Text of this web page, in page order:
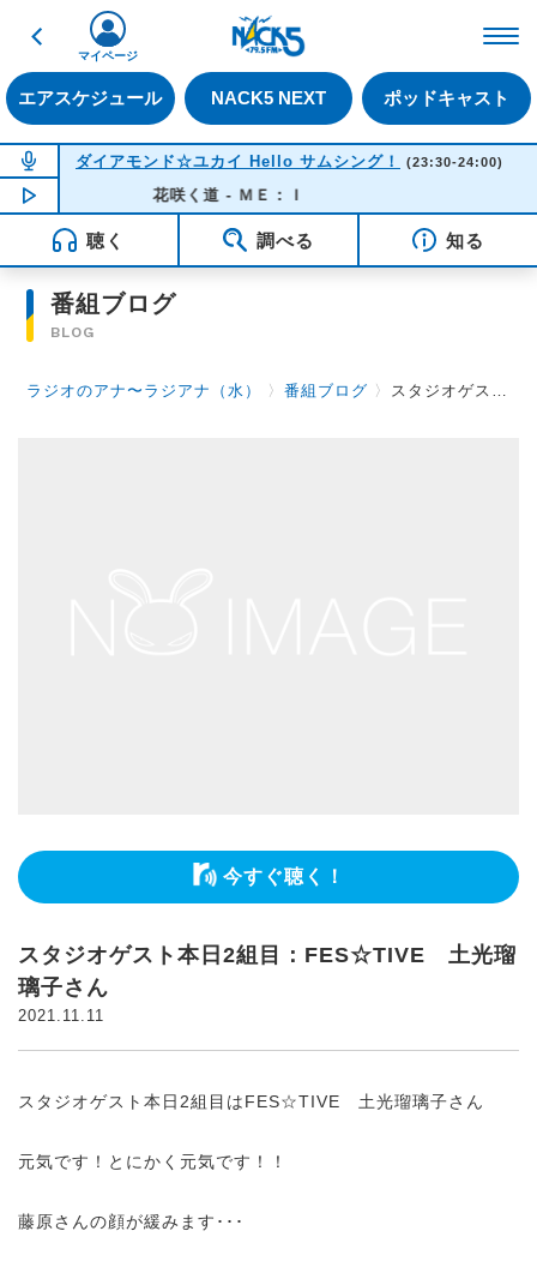
戻る
エアスケジュール NACK5 NEXT ポッドキャスト
マイページ
NOW ON AIR
ダイアモンド☆ユカイ Hello サムシング！ (23:30-24:00)
NOW PLAYING23:20
花咲く道 - ＭＥ：Ｉ
聴く 調べる 知る
番組ブログ
BLOG
ラジオのアナ〜ラジアナ（水） 〉番組ブログ 〉 スタジオゲスト本日2組目：FES☆TIVE 土光瑠璃子さん
今すぐ聴く！
スタジオゲスト本日2組目：FES☆TIVE 土光瑠
璃子さん
2021.11.11
スタジオゲスト本日2組目はFES☆TIVE 土光瑠璃子さん
元気です！とにかく元気です！！
藤原さんの顔が緩みます･･･